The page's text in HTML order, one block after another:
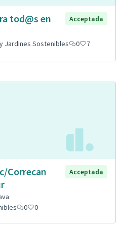
tod@s en
Acceptada
Jardines Sostenibles 0 7
Correcan
Acceptada
0 0